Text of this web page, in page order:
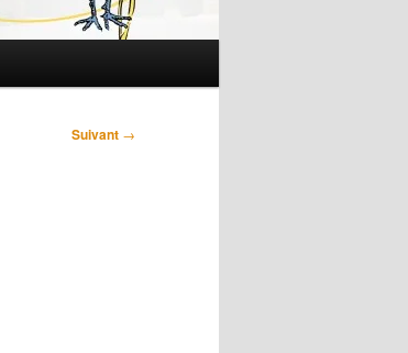
Suivant →